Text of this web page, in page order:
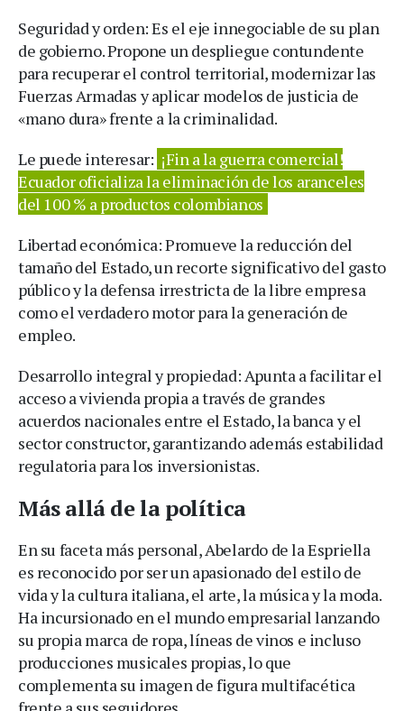
Seguridad y orden: Es el eje innegociable de su plan
de gobierno. Propone un despliegue contundente
para recuperar el control territorial, modernizar las
Fuerzas Armadas y aplicar modelos de justicia de
«mano dura» frente a la criminalidad.
Le puede interesar: ¡Fin a la guerra comercial!
Ecuador oficializa la eliminación de los aranceles
del 100 % a productos colombianos
Libertad económica: Promueve la reducción del
tamaño del Estado, un recorte significativo del gasto
público y la defensa irrestricta de la libre empresa
como el verdadero motor para la generación de
empleo.
Desarrollo integral y propiedad: Apunta a facilitar el
acceso a vivienda propia a través de grandes
acuerdos nacionales entre el Estado, la banca y el
sector constructor, garantizando además estabilidad
regulatoria para los inversionistas.
Más allá de la política
En su faceta más personal, Abelardo de la Espriella
es reconocido por ser un apasionado del estilo de
vida y la cultura italiana, el arte, la música y la moda.
Ha incursionado en el mundo empresarial lanzando
su propia marca de ropa, líneas de vinos e incluso
producciones musicales propias, lo que
complementa su imagen de figura multifacética